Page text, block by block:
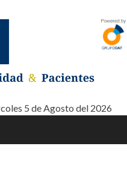
–5 de Agosto del 2026